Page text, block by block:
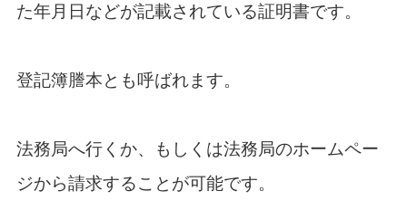
た年月日などが記載されている証明書です。
登記簿謄本とも呼ばれます。
法務局へ行くか、もしくは法務局のホームペー
ジから請求することが可能です。